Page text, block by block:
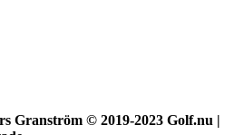
Granström © 2019-2023 Golf.nu |